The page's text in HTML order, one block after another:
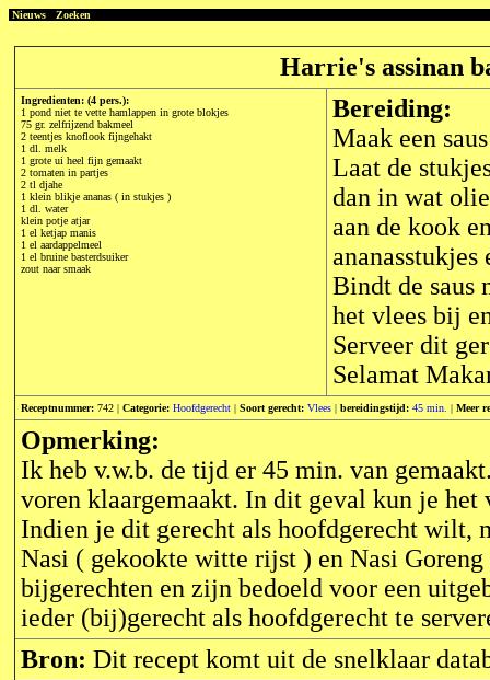
Nieuws Zoeken
Harrie's assinan
Ingredienten: (4 pers.):
1 pond niet te vette hamlappen in grote blokjes
75 gr. zelfrijzend bakmeel
2 teentjes knoflook fijngehakt
1 dl. melk
1 grote ui heel fijn gemaakt
2 tomaten in partjes
2 tl djahe
1 klein blikje ananas ( in stukjes )
1 dl. water
klein potje atjar
1 el ketjap manis
1 el aardappelmeel
1 el bruine basterdsuiker
zout naar smaak
Bereiding:
Maak een
Laat de
dan in wat
aan de kook
ananasstukjes
Bindt de saus
het vlees bij
Serveer dit
Selamat
Receptnummer: 742 | Categorie: Hoofdgerecht | Soort gerecht: Vlees | bereidingstijd: 45 min. | Meer
Opmerking:
Ik heb v.w.b. de tijd er 45 min. van
voren klaargemaakt. In dit geval kun je het
Indien je dit gerecht als hoofdgerecht wilt,
Nasi ( gekookte witte rijst ) en Nasi
bijgerechten en zijn bedoeld voor een
ieder (bij)gerecht als hoofdgerecht te
Bron: Dit recept komt uit de snelklaar